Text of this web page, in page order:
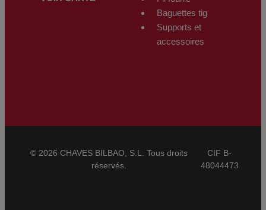
Baguettes tig
Supports et
accessoires
© 2026 CHAVES BILBAO, S.L. Tous droits
réservés.
CIF B-
48044473